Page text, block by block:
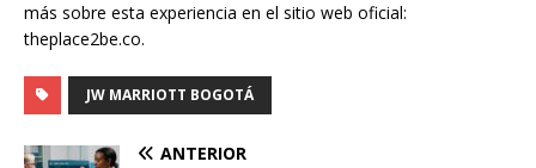
más sobre esta experiencia en el sitio web oficial:
theplace2be.co.
JW MARRIOTT BOGOTÁ
ANTERIOR